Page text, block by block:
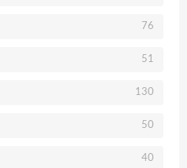
76
51
130
50
40